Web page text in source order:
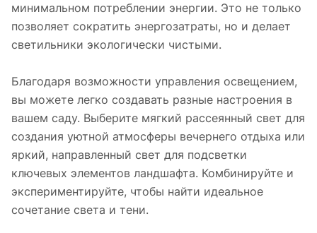
минимальном потреблении энергии. Это не только
позволяет сократить энергозатраты, но и делает
светильники экологически чистыми.
Благодаря возможности управления освещением,
вы можете легко создавать разные настроения в
вашем саду. Выберите мягкий рассеянный свет для
создания уютной атмосферы вечернего отдыха или
яркий, направленный свет для подсветки
ключевых элементов ландшафта. Комбинируйте и
экспериментируйте, чтобы найти идеальное
сочетание света и тени.